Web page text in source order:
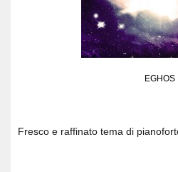
EGHOS
Fresco e raffinato tema di